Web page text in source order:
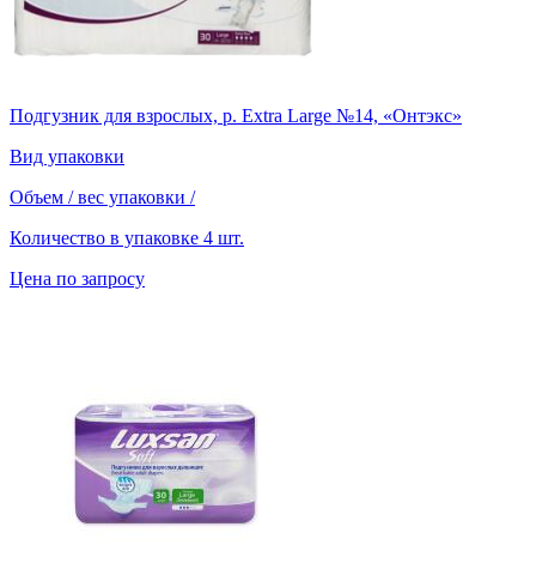
Подгузник для взрослых, р. Extra Large №14, «Онтэкс»
Вид упаковки
Объем / вес упаковки /
Количество в упаковке 4 шт.
Цена по запросу